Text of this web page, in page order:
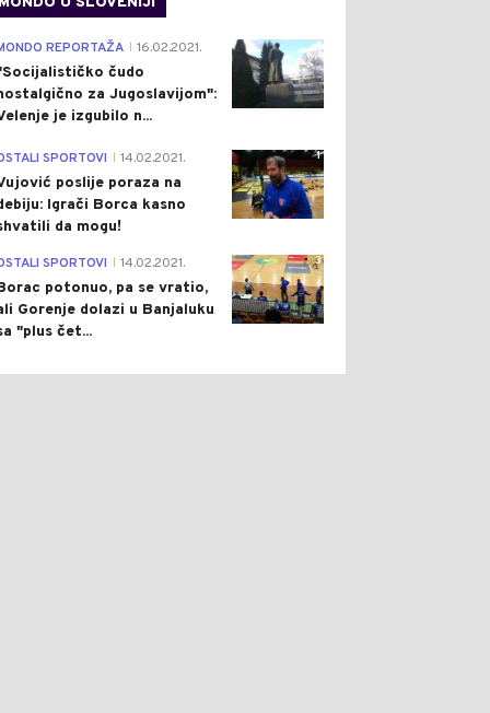
4
REPORTAŽA 16.02.2021.
čudo
za Jugoslavijom":
je izgubilo n...
1
SPORTOVI 14.02.2021.
poslije poraza na
Igrači Borca kasno
da mogu!
3
SPORTOVI 14.02.2021.
potonuo, pa se vratio,
Gorenje dolazi u Banjaluku
"plus čet...